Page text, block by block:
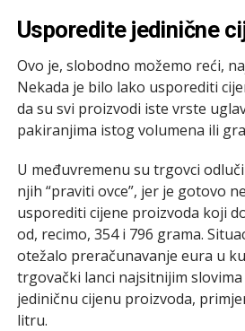
Usporedite jedinične
Ovo je, slobodno možemo reći,
Nekada je bilo lako usporediti
da su svi proizvodi iste vrste
pakiranjima istog volumena ili
U međuvremenu su trgovci
njih “praviti ovce”, jer je gotovo
usporediti cijene proizvoda koji
od, recimo, 354 i 796 grama.
otežalo preračunavanje eura u
trgovački lanci najsitnijim
jediničnu cijenu proizvoda,
litru.